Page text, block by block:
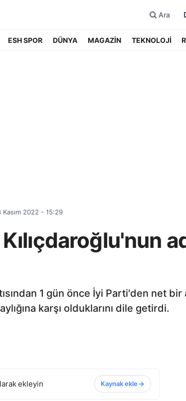
Ara
ESH SPOR DÜNYA MAGAZİN TEKNOLOJİ
2022 - 15:29
1 gün önce İyi Parti'den net bir
karşı olduklarını dile getirdi.
ekleyin Kaynak ekle